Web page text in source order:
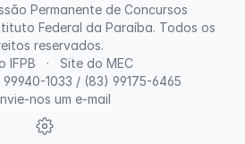
IFPB
Site do MEC
1033 / (83) 99175-6465
nos um e-mail
Permanente de Concursos
Federal da Paraíba. Todos os
reservados.